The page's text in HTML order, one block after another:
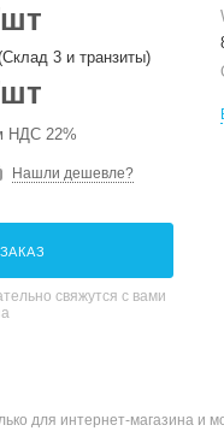
3 и транзиты)
НДС 22%
Нашли дешевле?
свяжутся с вами
для интернет-магазина и